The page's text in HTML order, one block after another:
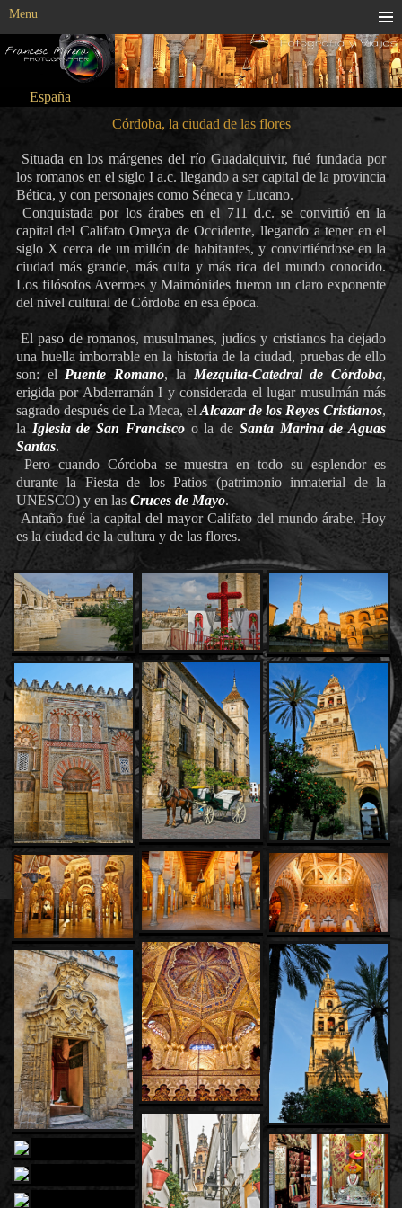
España
Menu
Córdoba, la ciudad de las flores
Situada en los márgenes del río Guadalquivir, fué fundada por
los romanos en el siglo I a.c. llegando a ser capital de la provincia
Bética, y con personajes como Séneca y Lucano.
Conquistada por los árabes en el 711 d.c. se convirtió en la
capital del Califato Omeya de Occidente, llegando a tener en el
siglo X cerca de un millón de habitantes, y convirtiéndose en la
ciudad más grande, más culta y más rica del mundo conocido.
Los filósofos Averroes y Maimónides fueron un claro exponente
del nivel cultural de Córdoba en esa época.
El paso de romanos, musulmanes, judíos y cristianos ha dejado
una huella imborrable en la historia de la ciudad, pruebas de ello
son: el Puente Romano, la Mezquita-Catedral de Córdoba,
erigida por Abderramán I y considerada el lugar musulmán más
sagrado después de La Meca, elAlcazar de los Reyes Cristianos,
la Iglesia de San Franciscoo la de Santa Marina de Aguas
Santas.
Pero cuando Córdoba se muestra en todo su esplendor es
durante la Fiesta de los Patios (patrimonio inmaterial de la
UNESCO) y en las Cruces de Mayo.
Antaño fué la capital del mayor Califato del mundo árabe. Hoy
es la ciudad de la cultura y de las flores.